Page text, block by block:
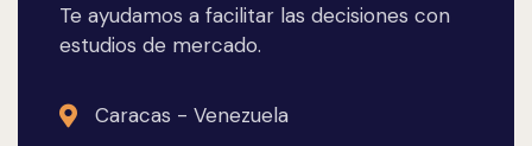
Te ayudamos a facilitar las decisiones con
estudios de mercado.
Caracas - Venezuela